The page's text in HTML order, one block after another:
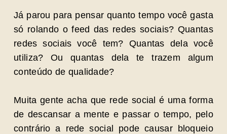
Já parou para pensar quanto tempo você gasta
só rolando o feed das redes sociais? Quantas
redes sociais você tem? Quantas dela você
utiliza? Ou quantas dela te trazem algum
conteúdo de qualidade?
Muita gente acha que rede social é uma forma
de descansar a mente e passar o tempo, pelo
contrário a rede social pode causar bloqueio